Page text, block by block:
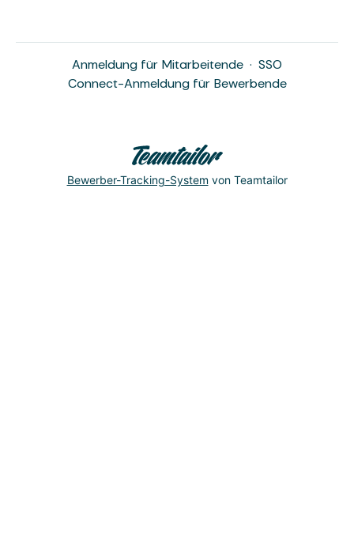
Anmeldung für Mitarbeitende · SSO
Connect-Anmeldung für Bewerbende
Bewerber-Tracking-System von Teamtailor